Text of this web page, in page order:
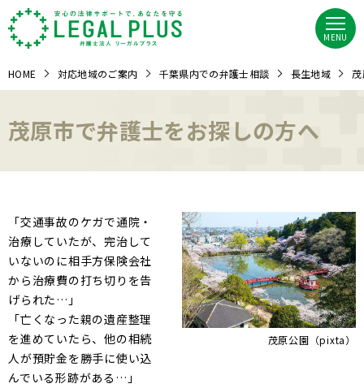
MENU
HOME 対応地域のご案内 千葉県内での弁護士相談 長生地域
茂原市で弁護士をお探しの方へ
茂原公園（pixta）
「交通事故のケガで通院・
治療していたが、完治して
いないのに相手方保険会社
から治療費の打ち切りを告
げられた…」
「亡くなった親の遺産整理
を進めていたら、他の相続
人が預貯金を勝手に使い込
んでいる形跡がある…」